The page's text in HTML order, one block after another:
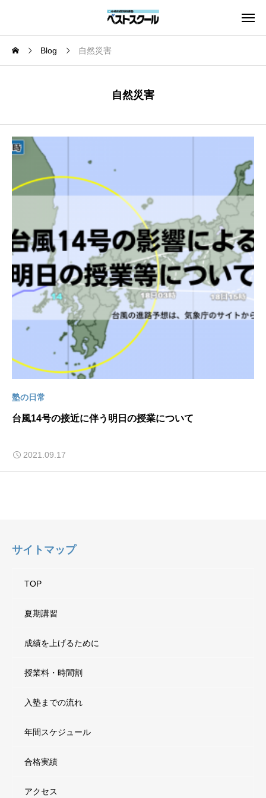
Blog 自然災害
自然災害
塾の日常
台風14号の接近に伴う明日の授業について
2021.09.17
サイトマップ
TOP
夏期講習
成績を上げるために
授業料・時間割
入塾までの流れ
年間スケジュール
合格実績
アクセス